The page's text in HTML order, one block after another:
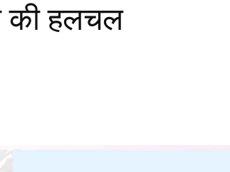
की हलचल